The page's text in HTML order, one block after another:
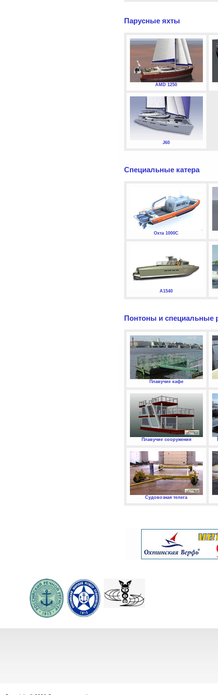
Парусные яхты
AMD 1250
J60
Специальные катера
Охта 1000С
А1540
Понтоны и специальные
Плавучие кафе
Плавучие сооружения
Судовозная телега